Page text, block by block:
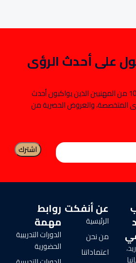
على أحدث الرؤى
انضم إلى أكثر من 100,000 من المهنيين الذين يواكبون أحدث
المتخصصة، والعروض الحصرية من
عن أنفكت
الرئيسية
من نحن
اعتماداتنا
روابط
مهمة
الدورات التدريبية
الحضورية